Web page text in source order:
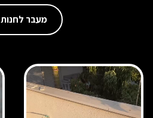
מעבר לחנות